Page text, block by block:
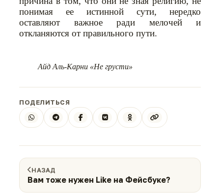
понимая ее истинной сути, нередко
оставляют важное ради мелочей и
откланяются от правильного пути.
Айд Аль-Карни «Не грусти»
ПОДЕЛИТЬСЯ
НАЗАД
Вам тоже нужен Like на Фейсбуке?